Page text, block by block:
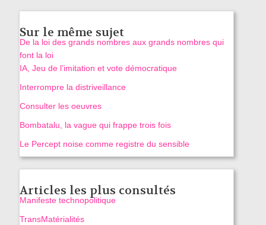
Sur le même sujet
De la loi des grands nombres aux grands nombres qui
font la loi
IA, Jeu de l’imitation et vote démocratique
Interrompre la distriveillance
Consulter les oeuvres
Bombatalu, la vague qui frappe trois fois
Le Percept noise comme registre du sensible
Articles les plus consultés
Manifeste technopolitique
TransMatérialités